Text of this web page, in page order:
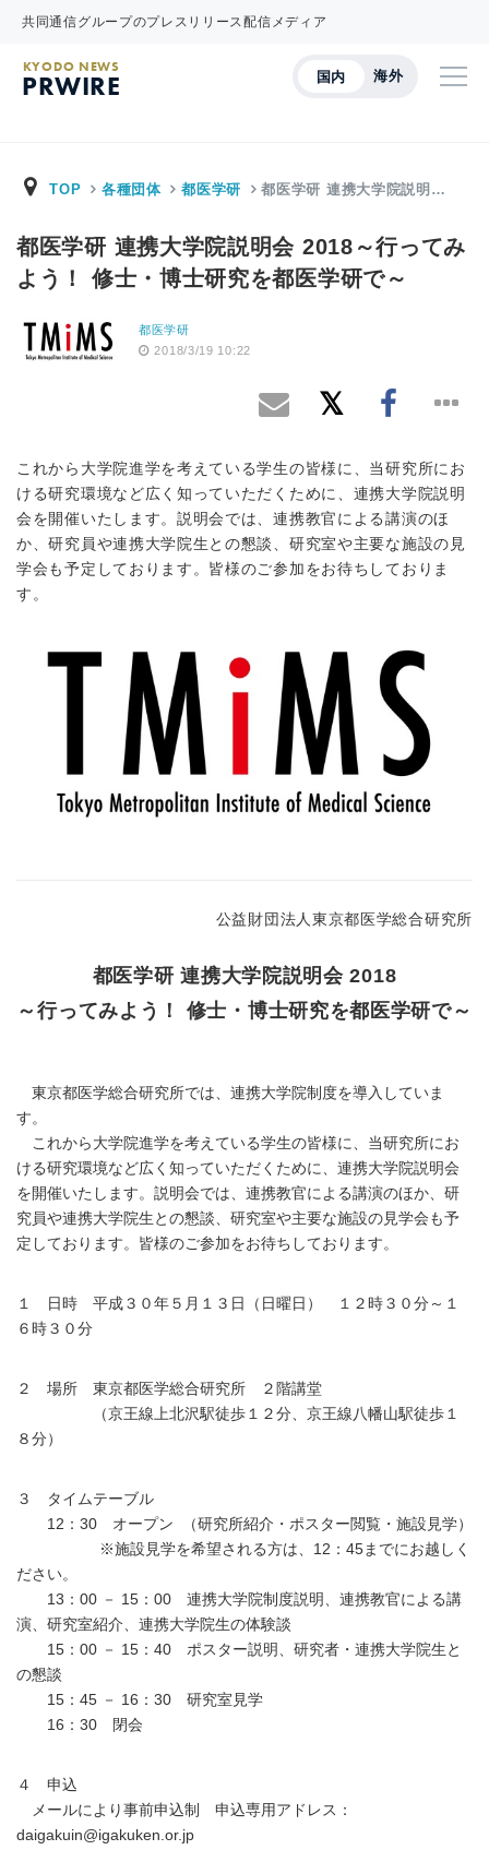
共同通信グループのプレスリリース配信メディア
国内 海外
KYODO NEWS
PRWIRE
TOP 各種団体 都医学研 都医学研 連携大学院説明…
都医学研 連携大学院説明会 2018～行ってみ
よう！ 修士・博士研究を都医学研で～
都医学研
2018/3/19 10:22
これから大学院進学を考えている学生の皆様に、当研究所にお
ける研究環境など広く知っていただくために、連携大学院説明
会を開催いたします。説明会では、連携教官による講演のほ
か、研究員や連携大学院生との懇談、研究室や主要な施設の見
学会も予定しております。皆様のご参加をお待ちしておりま
す。
公益財団法人東京都医学総合研究所
都医学研 連携大学院説明会 2018
～行ってみよう！ 修士・博士研究を都医学研で～
東京都医学総合研究所では、連携大学院制度を導入していま
す。
これから大学院進学を考えている学生の皆様に、当研究所にお
ける研究環境など広く知っていただくために、連携大学院説明会
を開催いたします。説明会では、連携教官による講演のほか、研
究員や連携大学院生との懇談、研究室や主要な施設の見学会も予
定しております。皆様のご参加をお待ちしております。
１ 日時 平成３０年５月１３日（日曜日） １２時３０分～１
６時３０分
２ 場所 東京都医学総合研究所 ２階講堂
（京王線上北沢駅徒歩１２分、京王線八幡山駅徒歩１
８分）
３ タイムテーブル
12：30 オープン （研究所紹介・ポスター閲覧・施設見学）
※施設見学を希望される方は、12：45までにお越しく
ださい。
13：00 － 15：00 連携大学院制度説明、連携教官による講
演、研究室紹介、連携大学院生の体験談
15：00 － 15：40 ポスター説明、研究者・連携大学院生と
の懇談
15：45 － 16：30 研究室見学
16：30 閉会
４ 申込
メールにより事前申込制 申込専用アドレス：
daigakuin@igakuken.or.jp